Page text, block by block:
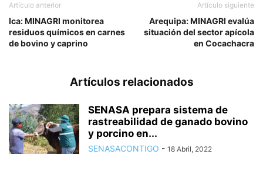
Artículo anterior
Ica: MINAGRI monitorea
residuos químicos en carnes
de bovino y caprino
Artículo siguiente
Arequipa: MINAGRI evalúa
situación del sector apícola
en Cocachacra
Artículos relacionados
SENASA prepara sistema de
rastreabilidad de ganado bovino
y porcino en...
SENASACONTIGO - 18 Abril, 2022